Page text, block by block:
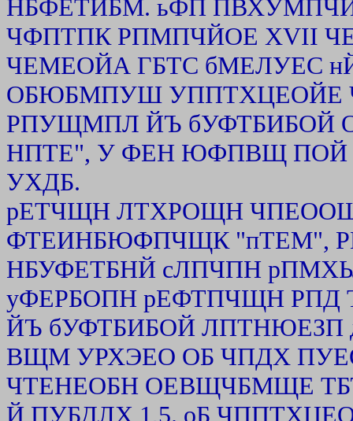
НБФЕТЙБМ. ьФП
ЧФПТПК РПМПЧЙОЕ XVII
ЧЕМЕОЙА ГБТС бМЕЛУЕС
ОБЮБМПУШ УППТХЦЕОЙЕ
РПУЩМПЛ ЙЪ бУФТБИБОЙ
НПТЕ", У ФЕН ЮФПВЩ
УХДБ.
рЕТЧЩН ЛТХРОЩН
ФТЕИНБЮФПЧЩК "пТЕМ",
НБУФЕТБНЙ сЛПЧПН
уФЕРБОПН рЕФТПЧЩН
ЙЪ бУФТБИБОЙ
ВЩМ УРХЭЕО ОБ ЧПДХ
ЧТЕНЕОБН ОЕВЩЧБМЩЕ
Й ПУБДЛХ 1,5. оБ